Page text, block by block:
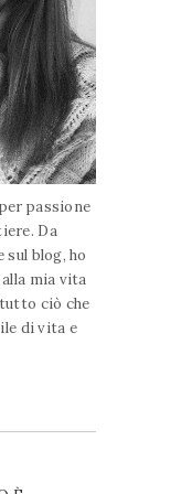
passione
Da
blog, ho
mia vita
ciò che
di vita e